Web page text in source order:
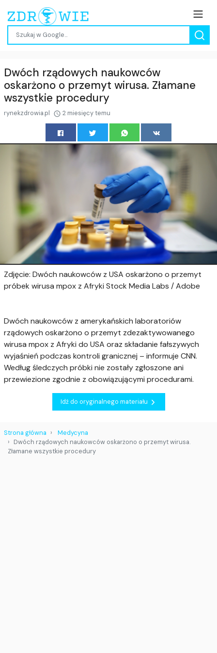
Dwóch rządowych naukowców
oskarżono o przemyt wirusa. Złamane
wszystkie procedury
rynekzdrowia.pl 2 miesięcy temu
Zdjęcie: Dwóch naukowców z USA oskarżono o przemyt
próbek wirusa mpox z Afryki Stock Media Labs / Adobe
Dwóch naukowców z amerykańskich laboratoriów
rządowych oskarżono o przemyt zdezaktywowanego
wirusa mpox z Afryki do USA oraz składanie fałszywych
wyjaśnień podczas kontroli granicznej – informuje CNN.
Według śledczych próbki nie zostały zgłoszone ani
przewiezione zgodnie z obowiązującymi procedurami.
Idź do oryginalnego materiału
Strona główna
Medycyna
Dwóch rządowych naukowców oskarżono o przemyt wirusa.
Złamane wszystkie procedury